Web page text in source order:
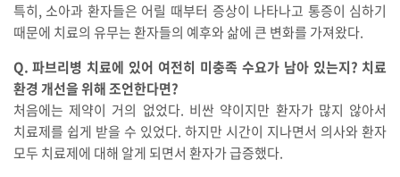
특히, 소아과 환자들은 어릴 때부터 증상이 나타나고 통증이 심하기
때문에 치료의 유무는 환자들의 예후와 삶에 큰 변화를 가져왔다.
Q. 파브리병 치료에 있어 여전히 미충족 수요가 남아 있는지? 치료
환경 개선을 위해 조언한다면?
처음에는 제약이 거의 없었다. 비싼 약이지만 환자가 많지 않아서
치료제를 쉽게 받을 수 있었다. 하지만 시간이 지나면서 의사와 환자
모두 치료제에 대해 알게 되면서 환자가 급증했다.